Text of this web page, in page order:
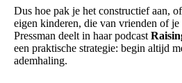
Dus hoe pak je het constructief aan,
eigen kinderen, die van vrienden of
Pressman deelt in haar podcast
een praktische strategie: begin altijd
ademhaling.